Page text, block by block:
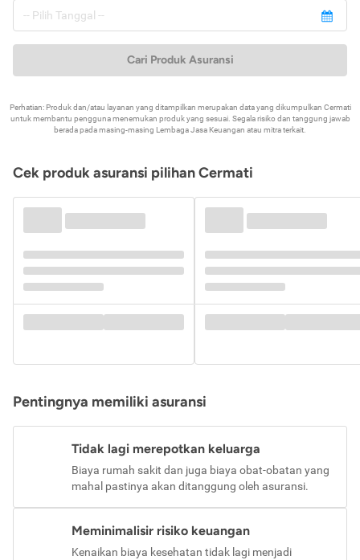
Cari Produk Asuransi
Perhatian: Produk dan/atau layanan yang ditampilkan merupakan data yang dikumpulkan Cermati
untuk membantu pengguna menemukan produk yang sesuai. Segala risiko dan tanggung jawab
berada pada masing-masing Lembaga Jasa Keuangan atau mitra terkait.
Cek produk asuransi pilihan Cermati
Pentingnya memiliki asuransi
Tidak lagi merepotkan keluarga
Biaya rumah sakit dan juga biaya obat-obatan yang
mahal pastinya akan ditanggung oleh asuransi.
Meminimalisir risiko keuangan
Kenaikan biaya kesehatan tidak lagi menjadi